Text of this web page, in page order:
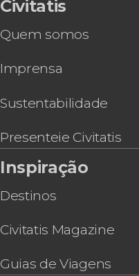
Museu d'Orsay
Concertos em Paris
Free tours por Paris
Ingresso do Arco do
Tour pelo Stade de
Sessão de fotos
Ingresso do Museu
Civitatis
Quem somos
Imprensa
Sustentabilidade
Presenteie Civitatis
Inspiração
Destinos
Civitatis Magazine
Guias de Viagens